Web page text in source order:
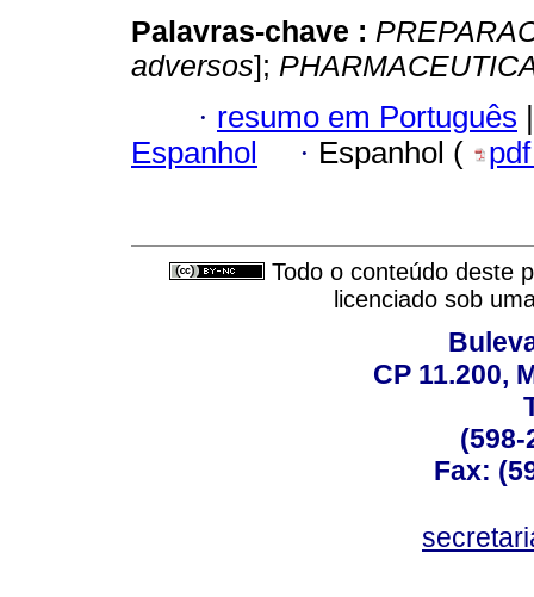
Palavras-chave :
adversos];
· resumo em Português |
Espanhol
· Espanhol (
Todo o conteúdo deste
licenciado sob
CP 11.200,
(598-
Fax: